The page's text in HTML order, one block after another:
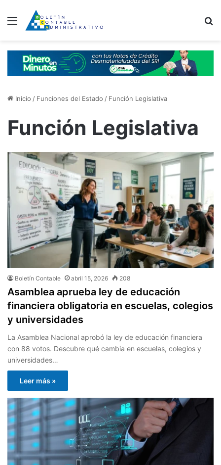
Menú
Inicio / Funciones del Estado / Función Legislativa
Función Legislativa
Boletín Contable abril 15, 2026 208
Asamblea aprueba ley de educación
financiera obligatoria en escuelas, colegios
y universidades
La Asamblea Nacional aprobó la ley de educación financiera
con 88 votos. Descubre qué cambia en escuelas, colegios y
universidades…
Leer más »